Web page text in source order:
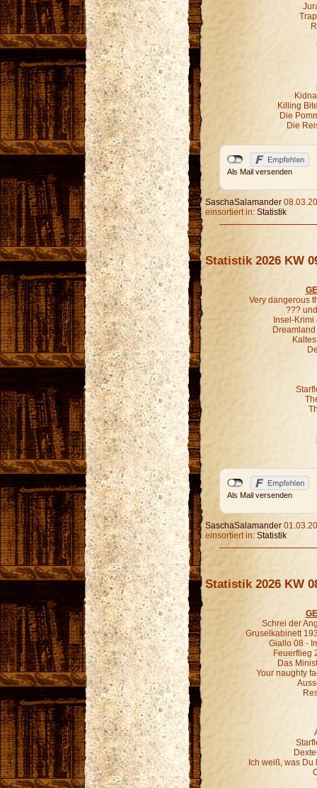
Killing
Die
Die
Als Mail versenden
SaschaSalamander
einsortiert in: Statistik
Statistik 2026 KW
Very dangerous
???
Insel-Krimi
Als Mail versenden
SaschaSalamander
einsortiert in: Statistik
Statistik 2026 KW
Schrei der
Gruselkabinett
Giallo 08 -
Feuerflieg
Das
Your naughty
Ich weiß, was Du